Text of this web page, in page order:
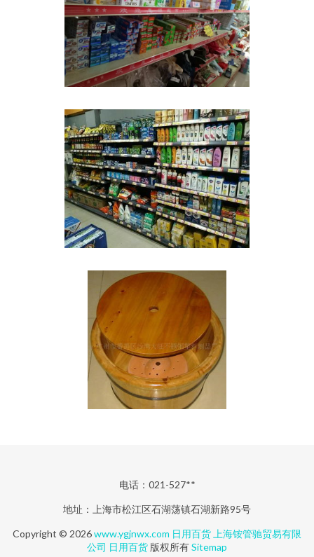
电话：021-527**
地址：上海市松江区石湖荡镇石湖新路95号
Copyright © 2026www.ygjnwx.com 日用百货 上海铵管驰贸易有限
公司 日用百货 版权所有Sitemap